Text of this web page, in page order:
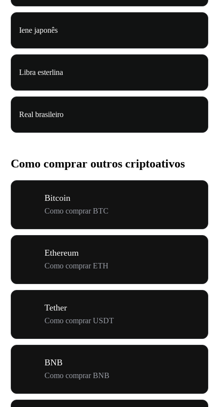
Iene japonês
Libra esterlina
Real brasileiro
Como comprar outros criptoativos
Bitcoin
Como comprar BTC
Ethereum
Como comprar ETH
Tether
Como comprar USDT
BNB
Como comprar BNB